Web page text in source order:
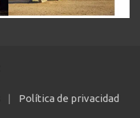
Política de privacidad